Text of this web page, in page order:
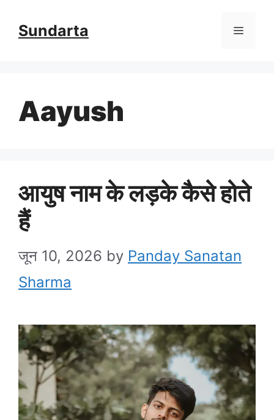
Sundarta Menu
Aayush
आयुष नाम के लड़के कैसे होते
हैं
जून 10, 2026 by Panday Sanatan
Sharma